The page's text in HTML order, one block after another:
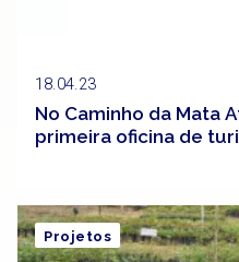
18.04.23
No Caminho da Mata
primeira oficina de
Projetos